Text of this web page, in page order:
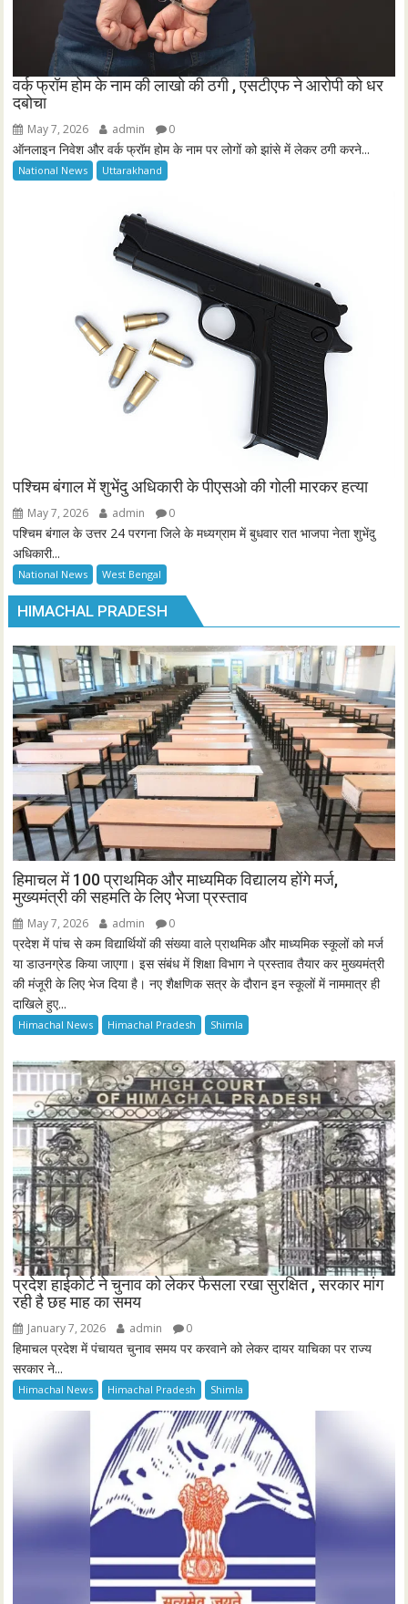
वर्क फ्रॉम होम के नाम की लाखो की ठगी , एसटीएफ ने आरोपी को धर
दबोचा
May 7, 2026 admin 0
ऑनलाइन निवेश और वर्क फ्रॉम होम के नाम पर लोगों को झांसे में लेकर ठगी करने...
National News Uttarakhand
पश्चिम बंगाल में शुभेंदु अधिकारी के पीएसओ की गोली मारकर हत्या
May 7, 2026 admin 0
पश्चिम बंगाल के उत्तर 24 परगना जिले के मध्यग्राम में बुधवार रात भाजपा नेता शुभेंदु
अधिकारी...
National News West Bengal
HIMACHAL PRADESH
हिमाचल में 100 प्राथमिक और माध्यमिक विद्यालय होंगे मर्ज,
मुख्यमंत्री की सहमति के लिए भेजा प्रस्ताव
May 7, 2026 admin 0
प्रदेश में पांच से कम विद्यार्थियों की संख्या वाले प्राथमिक और माध्यमिक स्कूलों को मर्ज
या डाउनग्रेड किया जाएगा। इस संबंध में शिक्षा विभाग ने प्रस्ताव तैयार कर मुख्यमंत्री
की मंजूरी के लिए भेज दिया है। नए शैक्षणिक सत्र के दौरान इन स्कूलों में नाममात्र ही
दाखिले हुए...
Himachal News Himachal Pradesh Shimla
प्रदेश हाईकोर्ट ने चुनाव को लेकर फैसला रखा सुरक्षित , सरकार मांग
रही है छह माह का समय
January 7, 2026 admin 0
हिमाचल प्रदेश में पंचायत चुनाव समय पर करवाने को लेकर दायर याचिका पर राज्य
सरकार ने...
Himachal News Himachal Pradesh Shimla